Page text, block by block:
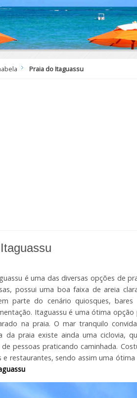
Praia do Itaguassu
é uma das diversas opções de
possui uma boa faixa de areia
parte do cenário quiosques, bares
Itaguassu é uma ótima
na praia. O mar tranquilo
da praia existe ainda uma ciclovia,
de pessoas praticando caminhada.
e restaurantes, sendo assim uma